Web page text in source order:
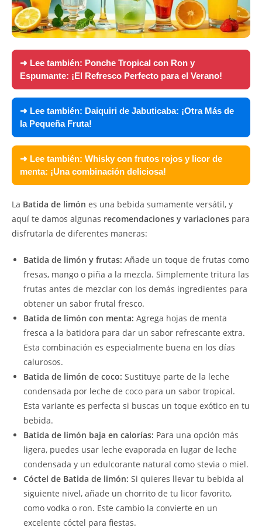
➜ Lee también: Ponche Tropical con Ron y
Espumante: ¡El Refresco Perfecto para el Verano!
➜ Lee también: Daiquiri de Jabuticaba: ¡Otra Más de
la Pequeña Fruta!
➜ Lee también: Whisky con frutos rojos y licor de
menta: ¡Una combinación deliciosa!
La Batida de limón es una bebida sumamente versátil, y
aquí te damos algunas recomendaciones y variaciones para
disfrutarla de diferentes maneras:
Batida de limón y frutas: Añade un toque de frutas como
fresas, mango o piña a la mezcla. Simplemente tritura las
frutas antes de mezclar con los demás ingredientes para
obtener un sabor frutal fresco.
Batida de limón con menta: Agrega hojas de menta
fresca a la batidora para dar un sabor refrescante extra.
Esta combinación es especialmente buena en los días
calurosos.
Batida de limón de coco: Sustituye parte de la leche
condensada por leche de coco para un sabor tropical.
Esta variante es perfecta si buscas un toque exótico en tu
bebida.
Batida de limón baja en calorías: Para una opción más
ligera, puedes usar leche evaporada en lugar de leche
condensada y un edulcorante natural como stevia o miel.
Cóctel de Batida de limón: Si quieres llevar tu bebida al
siguiente nivel, añade un chorrito de tu licor favorito,
como vodka o ron. Este cambio la convierte en un
excelente cóctel para fiestas.